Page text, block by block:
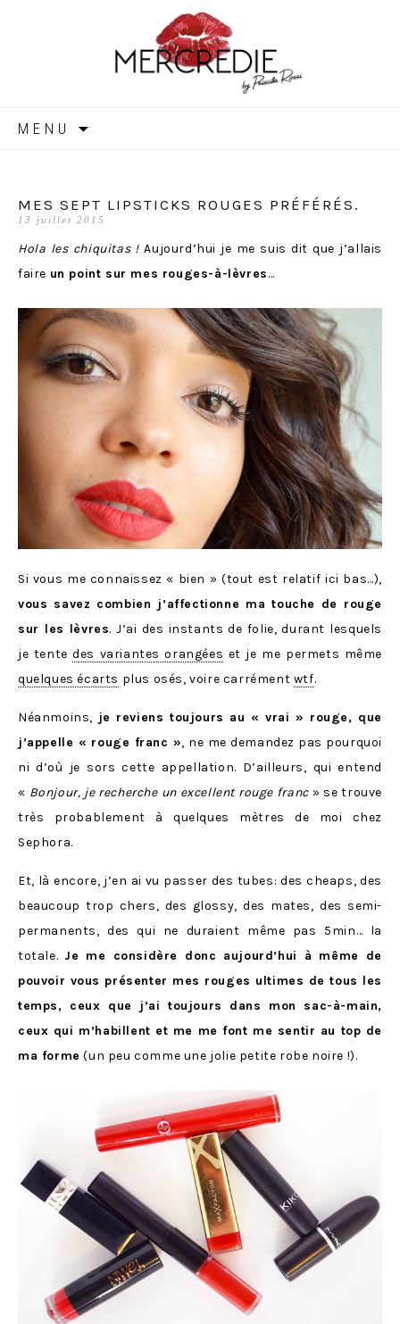
MERCREDIE
MENU
MES SEPT LIPSTICKS ROUGES PRÉFÉRÉS.
13 juillet 2015
Hola les chiquitas !Aujourd’hui je me suis dit que j’allais
faire un point sur mes rouges-à-lèvres…
Si vous me connaissez « bien » (tout est relatif ici bas…),
vous savez combien j’affectionne ma touche de rouge
sur les lèvres. J’ai des instants de folie, durant lesquels
je tentedes variantes orangées et je me permets même
quelques écarts plus osés, voire carrément wtf.
Néanmoins, je reviens toujours au « vrai » rouge, que
j’appelle « rouge franc », ne me demandez pas pourquoi
ni d’où je sors cette appellation. D’ailleurs, qui entend
« Bonjour, je recherche un excellent rouge franc» se trouve
très probablement à quelques mètres de moi chez
Sephora.
Et, là encore, j’en ai vu passer des tubes: des cheaps, des
beaucoup trop chers, des glossy, des mates, des semi-
permanents, des qui ne duraient même pas 5min… la
totale. Je me considère donc aujourd’hui à même de
pouvoir vous présenter mes rouges ultimes de tous les
temps, ceux que j’ai toujours dans mon sac-à-main,
ceux qui m’habillent et me me font me sentir au top de
ma forme (un peu comme une jolie petite robe noire !).